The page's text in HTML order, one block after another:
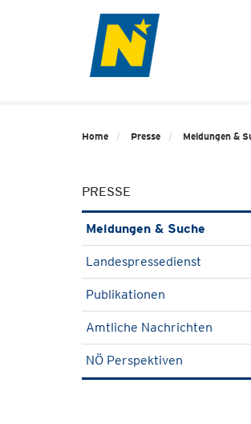
Home Presse Meldungen &
PRESSE
Meldungen & Suche
Landespressedienst
Publikationen
Amtliche Nachrichten
NÖ Perspektiven